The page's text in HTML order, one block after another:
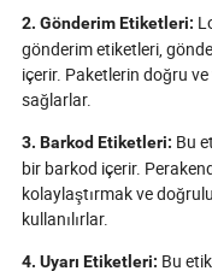
ardı edemeyeceğini
2. Gönderim Etiketleri:
gönderim etiketleri,
içerir. Paketlerin doğru
sağlarlar.
3. Barkod Etiketleri: Bu
bir barkod içerir.
kolaylaştırmak ve
kullanılırlar.
4. Uyarı Etiketleri: Bu